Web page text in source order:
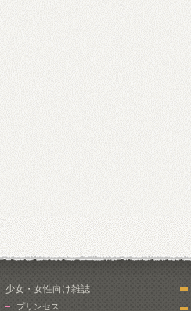
少女・女性向け雑誌
プリンセス